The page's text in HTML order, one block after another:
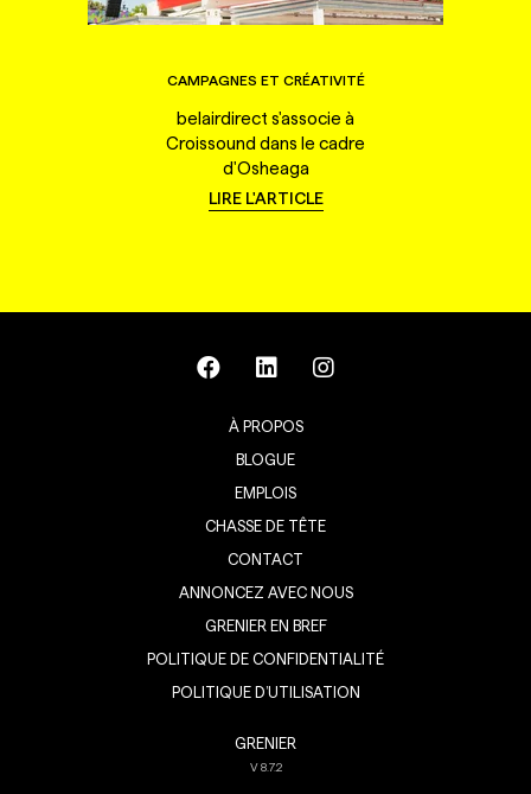
CAMPAGNES ET CRÉATIVITÉ
belairdirect s'associe à
Croissound dans le cadre
d'Osheaga
LIRE L'ARTICLE
À PROPOS
BLOGUE
EMPLOIS
CHASSE DE TÊTE
CONTACT
ANNONCEZ AVEC NOUS
GRENIER EN BREF
POLITIQUE DE CONFIDENTIALITÉ
POLITIQUE D’UTILISATION
GRENIER
V8.7.2